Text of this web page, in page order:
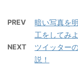
PREV
暗い写真を
工をしてみ
NEXT
ツイッター
説！